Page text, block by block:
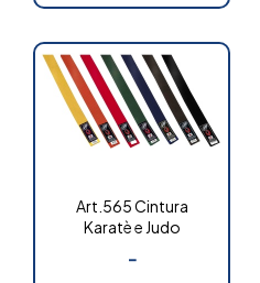
Art.565 Cintura
Karatè e Judo
-